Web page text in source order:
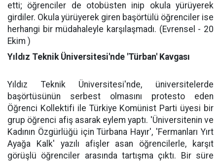
etti; öğrenciler de otobüsten inip okula yürüyerek
girdiler. Okula yürüyerek giren başörtülü öğrenciler ise
herhangi bir müdahaleyle karşılaşmadı. (Evrensel - 20
Ekim )
Yıldız Teknik Üniversitesi'nde 'Türban' Kavgası
Yıldız Teknik Üniversitesi'nde, üniversitelerde
başörtüsünün serbest olmasını protesto eden
Öğrenci Kollektifi ile Türkiye Komünist Parti üyesi bir
grup öğrenci afiş asarak eylem yaptı. 'Üniversitenin ve
Kadının Özgürlüğü için Türbana Hayır', 'Fermanları Yırt
Ayağa Kalk' yazılı afişler asan öğrencilerle, karşıt
görüşlü öğrenciler arasında tartışma çıktı. Bir süre